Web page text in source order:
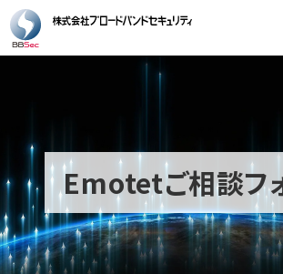
Emotetご相談フ